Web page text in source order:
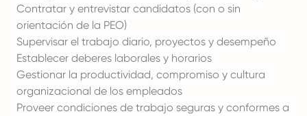
Contratar y entrevistar candidatos (con o sin
orientación de la PEO)
Supervisar el trabajo diario, proyectos y desempeño
Establecer deberes laborales y horarios
Gestionar la productividad, compromiso y cultura
organizacional de los empleados
Proveer condiciones de trabajo seguras y conformes a